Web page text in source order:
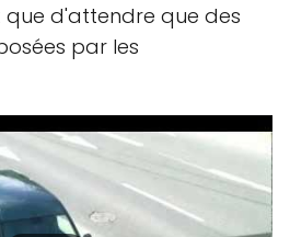
d'attendre que des
par les